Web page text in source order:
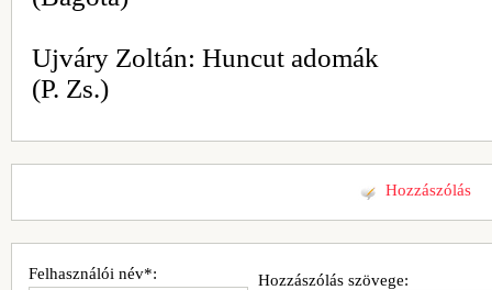
Ujváry Zoltán: Huncut adomák
(P. Zs.)
Hozzászólás
Hozzászólás szövege:
Felhasználói név*: